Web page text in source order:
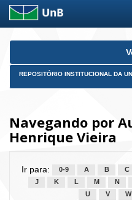
Skip
REPOSITÓRIO INSTITUCIONAL DA
Navegando por
Henrique Vieira
Ir para: 0-9 A B C
J
K L M N
U
V W